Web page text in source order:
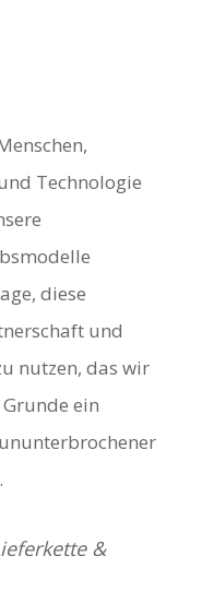
Technologie
diese
und
nutzen, das wir
ein
&